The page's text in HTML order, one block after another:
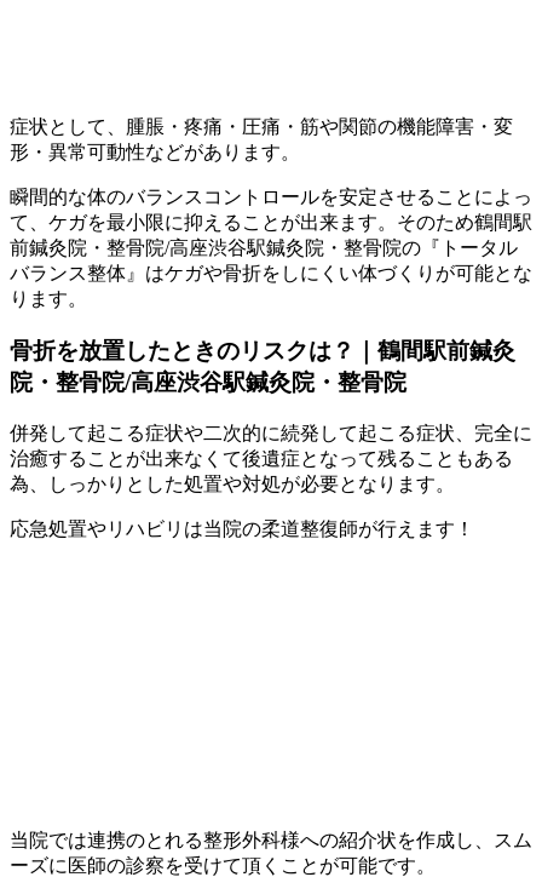
症状として、腫脹・疼痛・圧痛・筋や関節の機能障害・変
形・異常可動性などがあります。
瞬間的な体のバランスコントロールを安定させることによっ
て、ケガを最小限に抑えることが出来ます。そのため鶴間駅
前鍼灸院・整骨院/高座渋谷駅鍼灸院・整骨院の『トータル
バランス整体』はケガや骨折をしにくい体づくりが可能とな
ります。
骨折を放置したときのリスクは？｜鶴間駅前鍼灸
院・整骨院/高座渋谷駅鍼灸院・整骨院
併発して起こる症状や二次的に続発して起こる症状、完全に
治癒することが出来なくて後遺症となって残ることもある
為、しっかりとした処置や対処が必要となります。
応急処置やリハビリは当院の柔道整復師が行えます！
当院では連携のとれる整形外科様への紹介状を作成し、スム
ーズに医師の診察を受けて頂くことが可能です。